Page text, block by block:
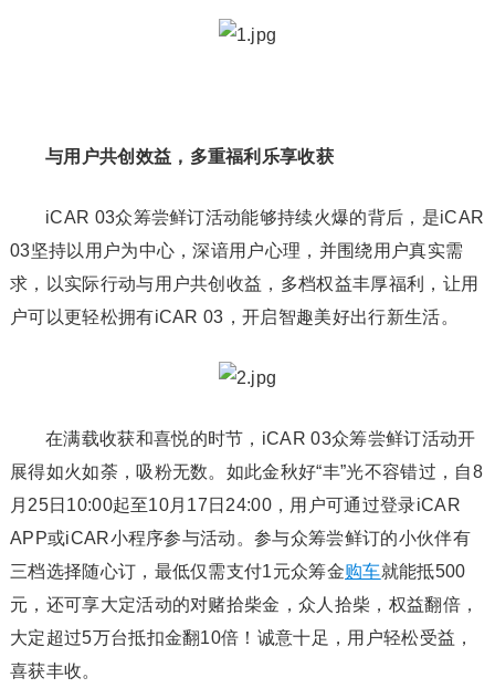
与用户共创效益，多重福利乐享收获
iCAR 03众筹尝鲜订活动能够持续火爆的背后，是iCAR
03坚持以用户为中心，深谙用户心理，并围绕用户真实需
求，以实际行动与用户共创收益，多档权益丰厚福利，让用
户可以更轻松拥有iCAR 03，开启智趣美好出行新生活。
在满载收获和喜悦的时节，iCAR 03众筹尝鲜订活动开
展得如火如荼，吸粉无数。如此金秋好“丰”光不容错过，自8
月25日10:00起至10月17日24:00，用户可通过登录iCAR
APP或iCAR小程序参与活动。参与众筹尝鲜订的小伙伴有
三档选择随心订，最低仅需支付1元众筹金购车就能抵500
元，还可享大定活动的对赌拾柴金，众人拾柴，权益翻倍，
大定超过5万台抵扣金翻10倍！诚意十足，用户轻松受益，
喜获丰收。